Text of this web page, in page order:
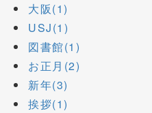
大阪(1)
USJ(1)
図書館(1)
お正月(2)
新年(3)
挨拶(1)